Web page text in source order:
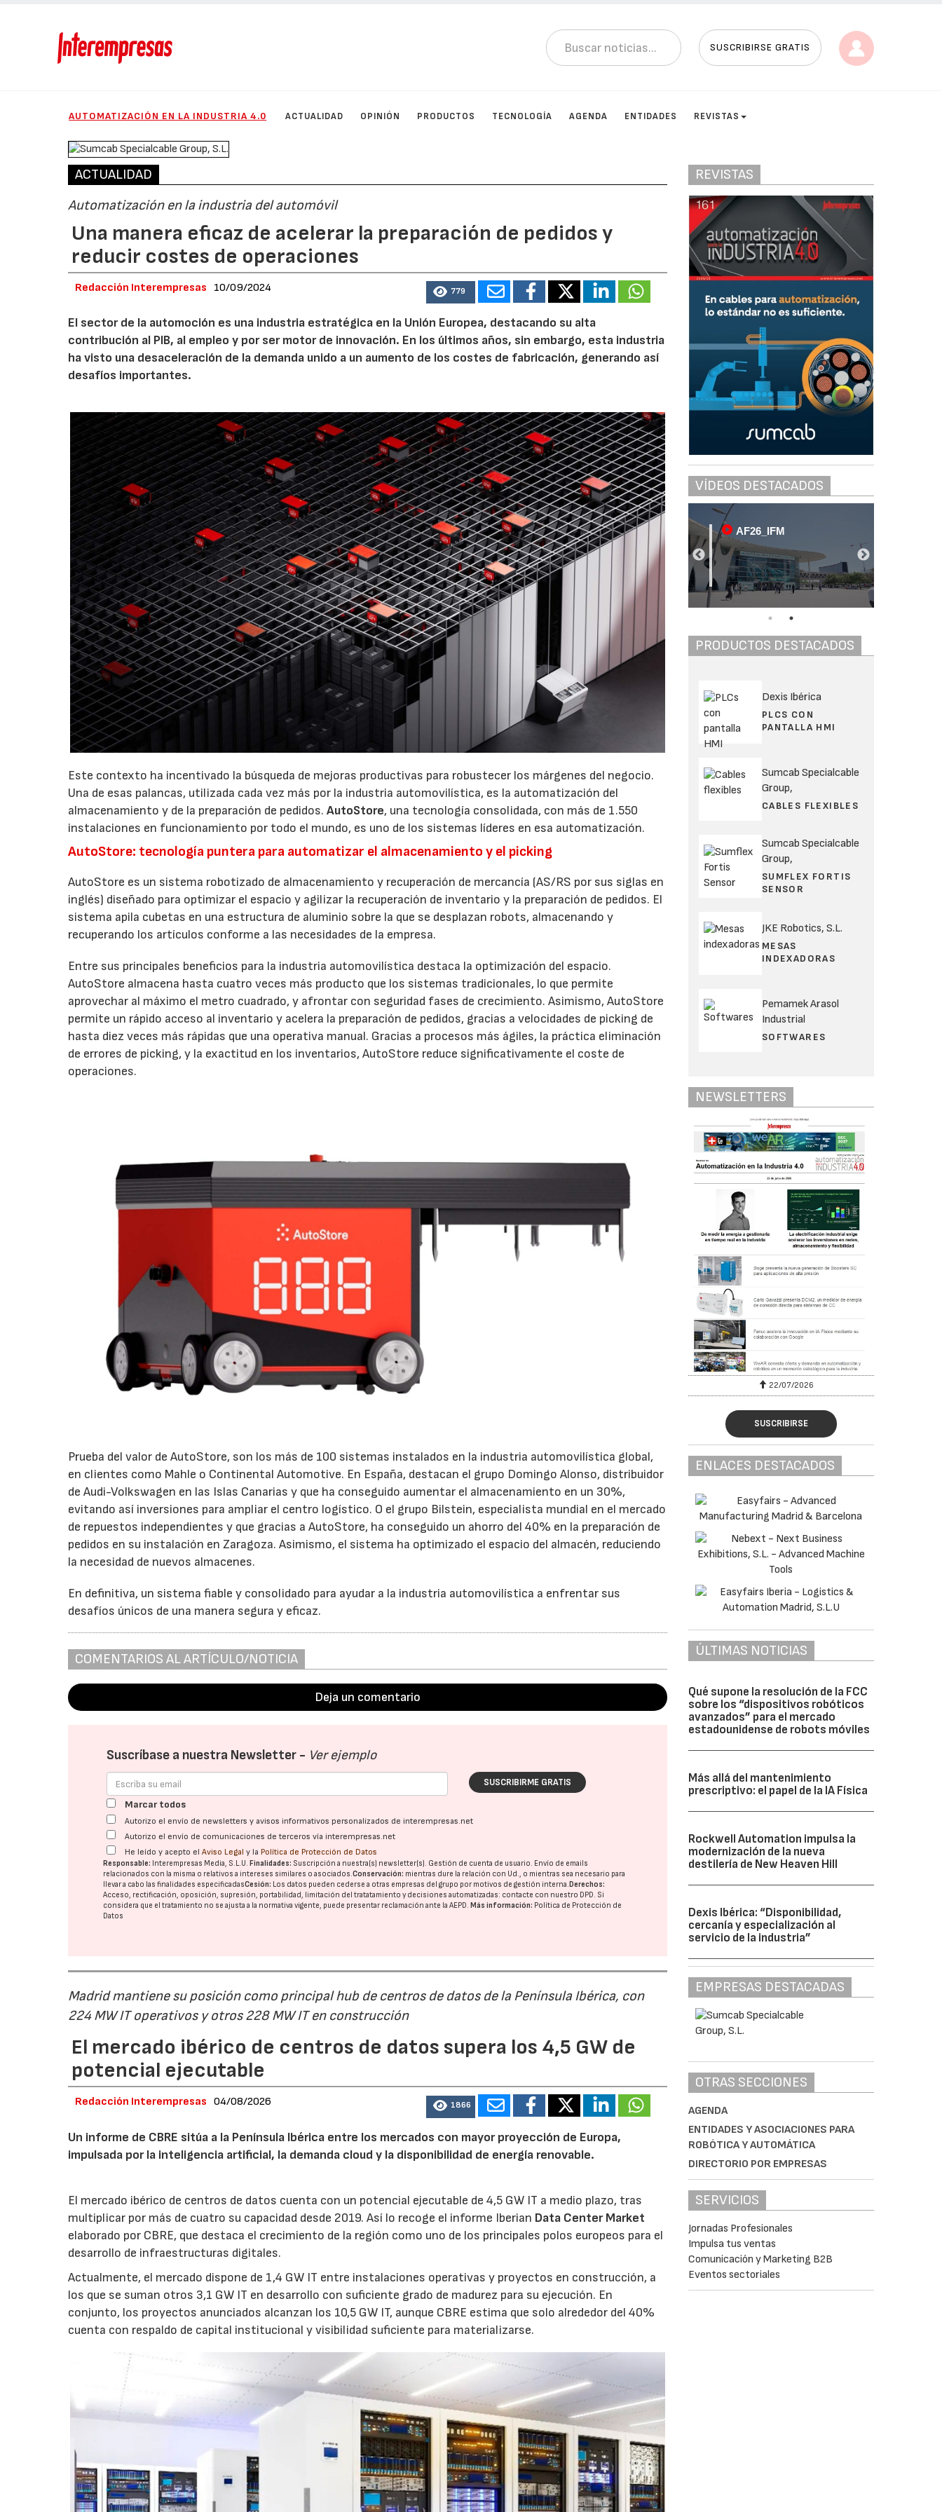
SUSCRIBIRSE GRATIS
AUTOMATIZACIÓN EN LA INDUSTRIA 4.0 ACTUALIDAD OPINIÓN PRODUCTOS TECNOLOGÍA AGENDA ENTIDADES REVISTAS
ACTUALIDAD
Automatización en la industria del automóvil
Una manera eficaz de acelerar la preparación de pedidos y
reducir costes de operaciones
Redacción Interempresas 10/09/2024 779
El sector de la automoción es una industria estratégica en la Unión Europea, destacando su alta
contribución al PIB, al empleo y por ser motor de innovación. En los últimos años, sin embargo, esta industria
ha visto una desaceleración de la demanda unido a un aumento de los costes de fabricación, generando así
desafíos importantes.
Este contexto ha incentivado la búsqueda de mejoras productivas para robustecer los márgenes del negocio.
Una de esas palancas, utilizada cada vez más por la industria automovilística, es la automatización del
almacenamiento y de la preparación de pedidos.AutoStore, una tecnología consolidada, con más de 1.550
instalaciones en funcionamiento por todo el mundo, es uno de los sistemas líderes en esa automatización.
AutoStore: tecnología puntera para automatizar el almacenamiento y el picking
AutoStore es un sistema robotizado de almacenamiento y recuperación de mercancía (AS/RS por sus siglas en
inglés) diseñado para optimizar el espacio y agilizar la recuperación de inventario y la preparación de pedidos. El
sistema apila cubetas en una estructura de aluminio sobre la que se desplazan robots, almacenando y
recuperando los artículos conforme a las necesidades de la empresa.
Entre sus principales beneficios para la industria automovilística destaca la optimización del espacio.
AutoStore almacena hasta cuatro veces más producto que los sistemas tradicionales, lo que permite
aprovechar al máximo el metro cuadrado, y afrontar con seguridad fases de crecimiento. Asimismo, AutoStore
permite un rápido acceso al inventario y acelera la preparación de pedidos, gracias a velocidades de picking de
hasta diez veces más rápidas que una operativa manual. Gracias a procesos más ágiles, la práctica eliminación
de errores de picking, y la exactitud en los inventarios, AutoStore reduce significativamente el coste de
operaciones.
Prueba del valor de AutoStore, son los más de 100 sistemas instalados en la industria automovilística global,
en clientes como Mahle o Continental Automotive. En España, destacan el grupo Domingo Alonso, distribuidor
de Audi-Volkswagen en las Islas Canarias y que ha conseguido aumentar el almacenamiento en un 30%,
evitando así inversiones para ampliar el centro logístico. O el grupo Bilstein, especialista mundial en el mercado
de repuestos independientes y que gracias a AutoStore, ha conseguido un ahorro del 40% en la preparación de
pedidos en su instalación en Zaragoza. Asimismo, el sistema ha optimizado el espacio del almacén, reduciendo
la necesidad de nuevos almacenes.
En definitiva, un sistema fiable y consolidado para ayudar a la industria automovilística a enfrentar sus
desafíos únicos de una manera segura y eficaz.
COMENTARIOS AL ARTÍCULO/NOTICIA
Deja un comentario
Suscríbase a nuestra Newsletter - Ver ejemplo
SUSCRIBIRME GRATIS
Marcar todos
Autorizo el envío de newsletters y avisos informativos personalizados de interempresas.net
Autorizo el envío de comunicaciones de terceros vía interempresas.net
He leído y acepto elAviso Legal y la Política de Protección de Datos
Responsable: Interempresas Media, S.L.U. Finalidades: Suscripción a nuestra(s) newsletter(s). Gestión de cuenta de usuario. Envío de emails
relacionados con la misma o relativos a intereses similares o asociados.Conservación: mientras dure la relación con Ud., o mientras sea necesario para
llevar a cabo las finalidades especificadasCesión: Los datos pueden cederse a otras empresas del grupo por motivos de gestión interna. Derechos:
Acceso, rectificación, oposición, supresión, portabilidad, limitación del tratatamiento y decisiones automatizadas: contacte con nuestro DPD. Si
considera que el tratamiento no se ajusta a la normativa vigente, puede presentar reclamación ante laAEPD. Más información: Política de Protección de
Datos
Madrid mantiene su posición como principal hub de centros de datos de la Península Ibérica, con
224 MW IT operativos y otros 228 MW IT en construcción
El mercado ibérico de centros de datos supera los 4,5 GW de
potencial ejecutable
Redacción Interempresas 04/08/2026 1866
Un informe de CBRE sitúa a la Península Ibérica entre los mercados con mayor proyección de Europa,
impulsada por la inteligencia artificial, la demanda cloud y la disponibilidad de energía renovable.
El mercado ibérico de centros de datos cuenta con un potencial ejecutable de 4,5 GW IT a medio plazo, tras
multiplicar por más de cuatro su capacidad desde 2019. Así lo recoge el informe Iberian Data Center Market
elaborado por CBRE, que destaca el crecimiento de la región como uno de los principales polos europeos para el
desarrollo de infraestructuras digitales.
Actualmente, el mercado dispone de 1,4 GW IT entre instalaciones operativas y proyectos en construcción, a
los que se suman otros 3,1 GW IT en desarrollo con suficiente grado de madurez para su ejecución. En
conjunto, los proyectos anunciados alcanzan los 10,5 GW IT, aunque CBRE estima que solo alrededor del 40%
cuenta con respaldo de capital institucional y visibilidad suficiente para materializarse.
REVISTAS
VÍDEOS DESTACADOS
AF26_IFM AF26_IFM AF26_IFM AF26_IFM
PRODUCTOS DESTACADOS
Dexis Ibérica
PLCS CON
PANTALLA HMI
Sumcab Specialcable
Group,
CABLES FLEXIBLES
Sumcab Specialcable
Group,
SUMFLEX FORTIS
SENSOR
JKE Robotics, S.L.
MESAS
INDEXADORAS
Pemamek Arasol
Industrial
SOFTWARES
NEWSLETTERS
22/07/2026 22/07/2026
SUSCRIBIRSE
ENLACES DESTACADOS
ÚLTIMAS NOTICIAS
Qué supone la resolución de la FCC
sobre los “dispositivos robóticos
avanzados” para el mercado
estadounidense de robots móviles
Más allá del mantenimiento
prescriptivo: el papel de la IA Física
Rockwell Automation impulsa la
modernización de la nueva
destilería de New Heaven Hill
Dexis Ibérica: “Disponibilidad,
cercanía y especialización al
servicio de la industria”
EMPRESAS DESTACADAS
OTRAS SECCIONES
AGENDA
ENTIDADES Y ASOCIACIONES PARA
ROBÓTICA Y AUTOMÁTICA
DIRECTORIO POR EMPRESAS
SERVICIOS
Jornadas Profesionales
Impulsa tus ventas
Comunicación y Marketing B2B
Eventos sectoriales